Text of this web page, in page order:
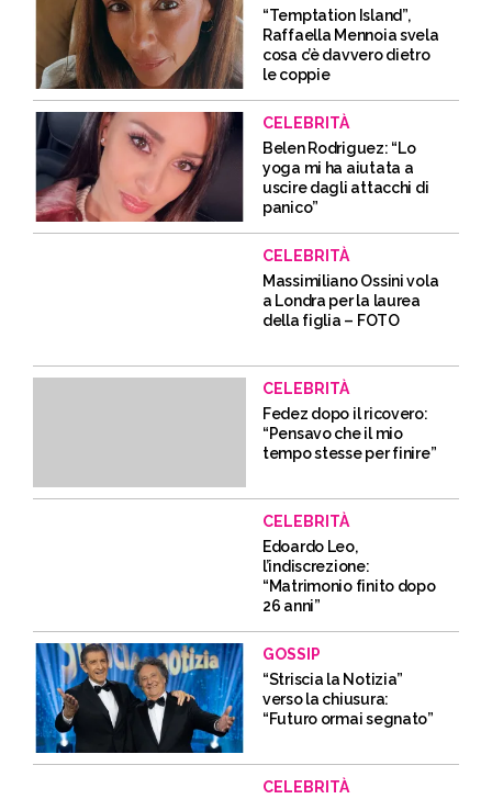
“Temptation Island”,
Raffaella Mennoia svela
cosa c’è davvero dietro
le coppie
CELEBRITÀ
Belen Rodriguez: “Lo
yoga mi ha aiutata a
uscire dagli attacchi di
panico”
CELEBRITÀ
Massimiliano Ossini vola
a Londra per la laurea
della figlia – FOTO
CELEBRITÀ
Fedez dopo il ricovero:
“Pensavo che il mio
tempo stesse per finire”
CELEBRITÀ
Edoardo Leo,
l’indiscrezione:
“Matrimonio finito dopo
26 anni”
GOSSIP
“Striscia la Notizia”
verso la chiusura:
“Futuro ormai segnato”
CELEBRITÀ